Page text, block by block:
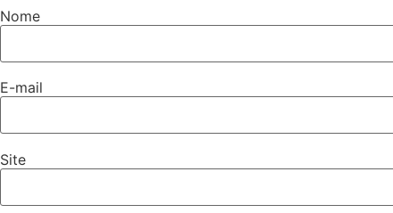
Nome
E-mail
Site